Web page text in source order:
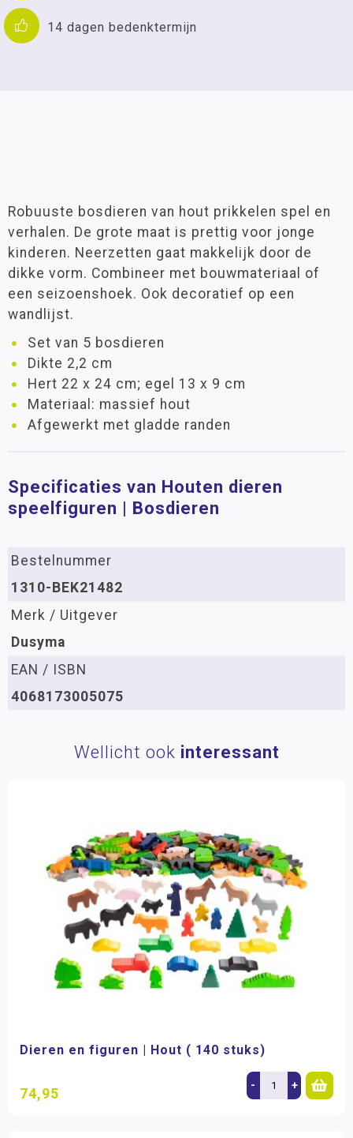
14 dagen bedenktermijn
Robuuste bosdieren van hout prikkelen spel en
verhalen. De grote maat is prettig voor jonge
kinderen. Neerzetten gaat makkelijk door de
dikke vorm. Combineer met bouwmateriaal of
een seizoenshoek. Ook decoratief op een
wandlijst.
Set van 5 bosdieren
Dikte 2,2 cm
Hert 22 x 24 cm; egel 13 x 9 cm
Materiaal: massief hout
Afgewerkt met gladde randen
Specificaties van Houten dieren
speelfiguren | Bosdieren
Bestelnummer
1310-BEK21482
Merk / Uitgever
Dusyma
EAN / ISBN
4068173005075
Wellicht ook interessant
Dieren en figuren | Hout ( 140 stuks)
74,95 - +